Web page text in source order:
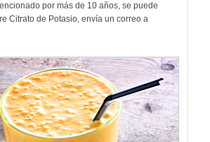
por más de 10 años, se puede
Citrato de Potasio, envía un correo a